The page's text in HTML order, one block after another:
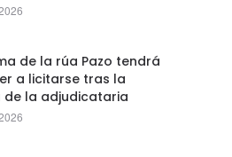
de la rúa Pazo tendrá
a licitarse tras la
de la adjudicataria